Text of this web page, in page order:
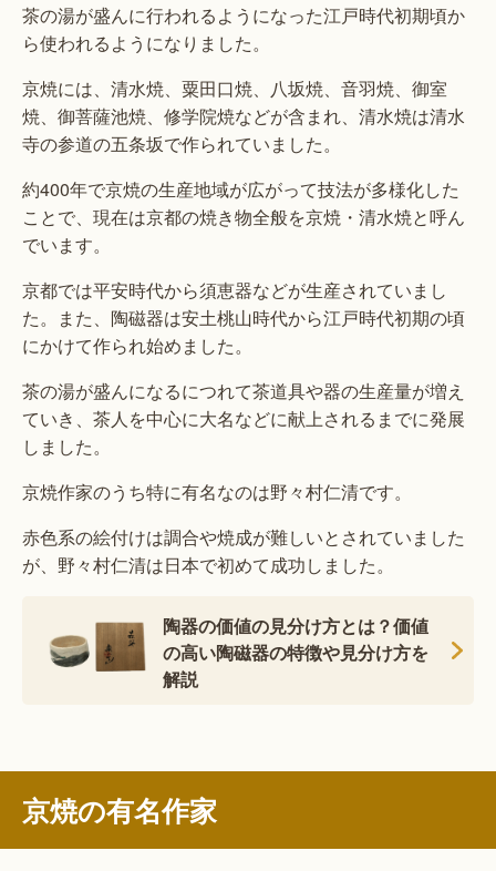
茶の湯が盛んに行われるようになった江戸時代初期頃か
ら使われるようになりました。
京焼には、清水焼、粟田口焼、八坂焼、音羽焼、御室
焼、御菩薩池焼、修学院焼などが含まれ、清水焼は清水
寺の参道の五条坂で作られていました。
約400年で京焼の生産地域が広がって技法が多様化した
ことで、現在は京都の焼き物全般を京焼・清水焼と呼ん
でいます。
京都では平安時代から須恵器などが生産されていまし
た。また、陶磁器は安土桃山時代から江戸時代初期の頃
にかけて作られ始めました。
茶の湯が盛んになるにつれて茶道具や器の生産量が増え
ていき、茶人を中心に大名などに献上されるまでに発展
しました。
京焼作家のうち特に有名なのは野々村仁清です。
赤色系の絵付けは調合や焼成が難しいとされていました
が、野々村仁清は日本で初めて成功しました。
陶器の価値の見分け方とは？価値
の高い陶磁器の特徴や見分け方を
解説
京焼の有名作家